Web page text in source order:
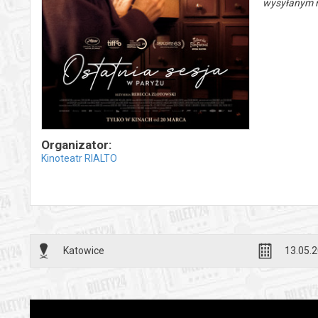
Organizator:
Kinoteatr RIALTO
wysyłanym
Katowice